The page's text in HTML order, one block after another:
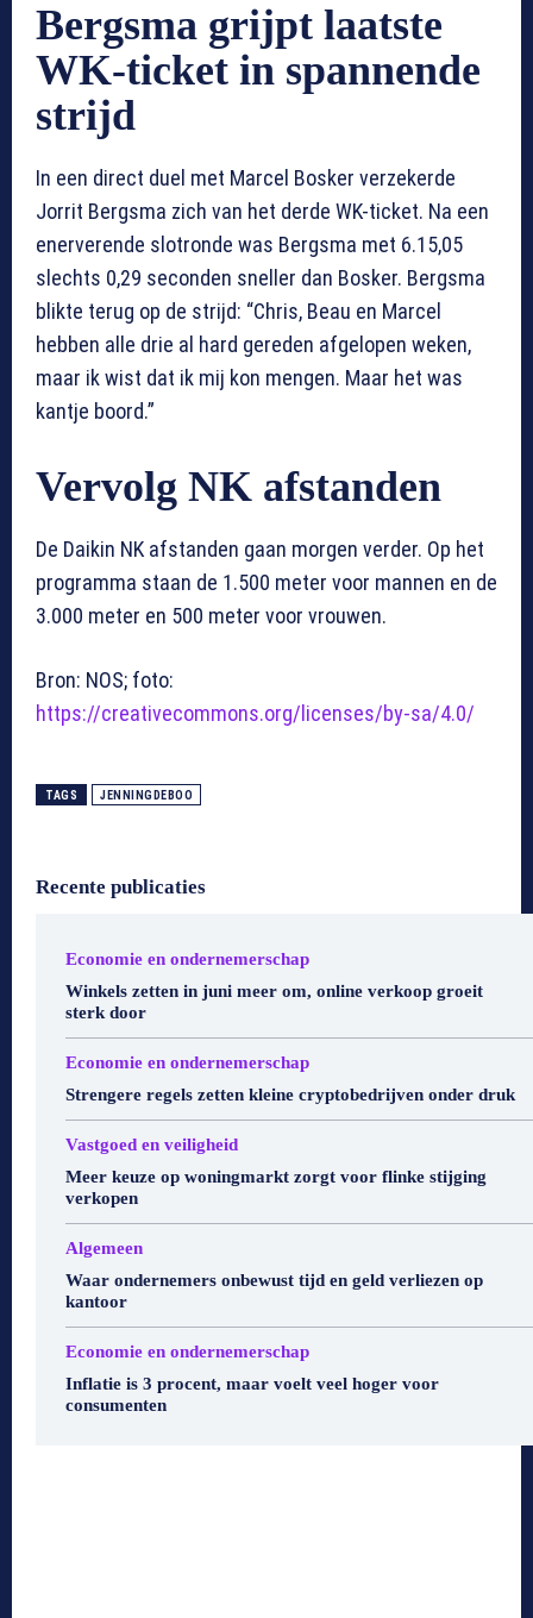
Bergsma grijpt laatste
WK-ticket in spannende
strijd
In een direct duel met Marcel Bosker verzekerde
Jorrit Bergsma zich van het derde WK-ticket. Na een
enerverende slotronde was Bergsma met 6.15,05
slechts 0,29 seconden sneller dan Bosker. Bergsma
blikte terug op de strijd: “Chris, Beau en Marcel
hebben alle drie al hard gereden afgelopen weken,
maar ik wist dat ik mij kon mengen. Maar het was
kantje boord.”
Vervolg NK afstanden
De Daikin NK afstanden gaan morgen verder. Op het
programma staan de 1.500 meter voor mannen en de
3.000 meter en 500 meter voor vrouwen.
Bron: NOS; foto:
https://creativecommons.org/licenses/by-sa/4.0/
TAGS JENNINGDEBOO
Recente publicaties
Economie en ondernemerschap
Winkels zetten in juni meer om, online verkoop groeit
sterk door
Economie en ondernemerschap
Strengere regels zetten kleine cryptobedrijven onder druk
Vastgoed en veiligheid
Meer keuze op woningmarkt zorgt voor flinke stijging
verkopen
Algemeen
Waar ondernemers onbewust tijd en geld verliezen op
kantoor
Economie en ondernemerschap
Inflatie is 3 procent, maar voelt veel hoger voor
consumenten